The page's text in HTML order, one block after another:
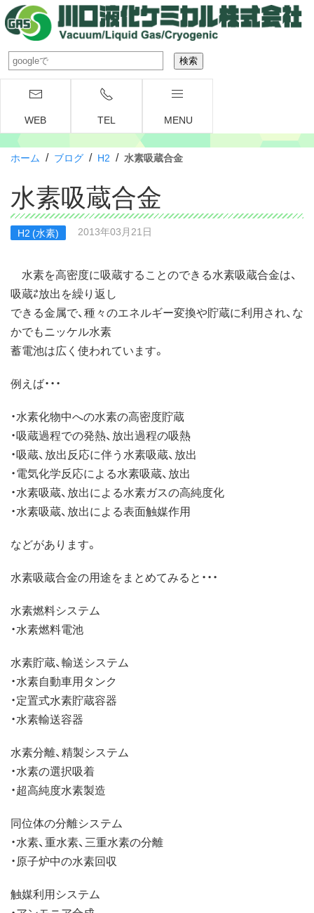
WEB TEL MENU
ホーム / ブログ / H2 / 水素吸蔵合金
水素吸蔵合金
H2 (水素) 2013年03月21日
水素を高密度に吸蔵することのできる水素吸蔵合金は、
吸蔵⇄放出を繰り返し
できる金属で、種々のエネルギー変換や貯蔵に利用され、な
かでもニッケル水素
蓄電池は広く使われています。
例えば・・・
・水素化物中への水素の高密度貯蔵
・吸蔵過程での発熱、放出過程の吸熱
・吸蔵、放出反応に伴う水素吸蔵、放出
・電気化学反応による水素吸蔵、放出
・水素吸蔵、放出による水素ガスの高純度化
・水素吸蔵、放出による表面触媒作用
などがあります。
水素吸蔵合金の用途をまとめてみると・・・
水素燃料システム
・水素燃料電池
水素貯蔵、輸送システム
・水素自動車用タンク
・定置式水素貯蔵容器
・水素輸送容器
水素分離、精製システム
・水素の選択吸着
・超高純度水素製造
同位体の分離システム
・水素、重水素、三重水素の分離
・原子炉中の水素回収
触媒利用システム